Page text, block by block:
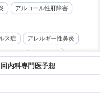
アルコール性肝障害
ス症 アレルギー性鼻炎
インピーダンス試験
内科専門医予想